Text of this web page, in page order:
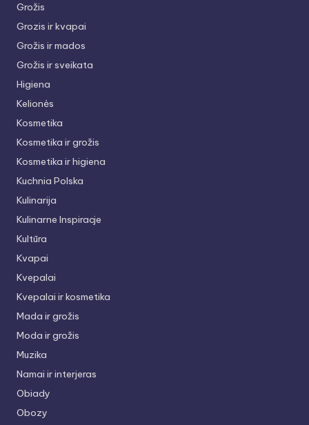
Grožis
Grozis ir kvapai
Grožis ir mados
Grožis ir sveikata
Higiena
Kelionės
Kosmetika
Kosmetika ir grožis
Kosmetika ir higiena
Kuchnia Polska
Kulinarija
Kulinarne Inspiracje
Kultūra
Kvapai
Kvepalai
Kvepalai ir kosmetika
Mada ir grožis
Moda ir grožis
Muzika
Namai ir interjeras
Obiady
Obozy